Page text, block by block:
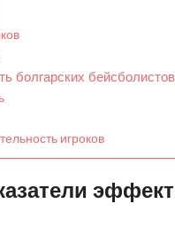
болгарских
игроков